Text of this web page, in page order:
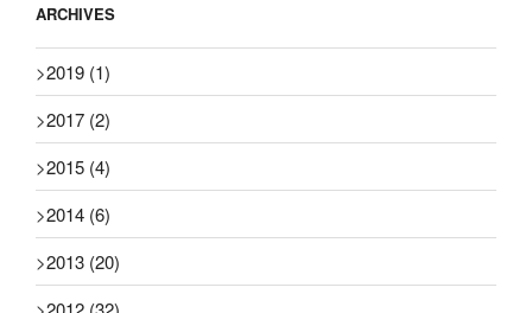
ARCHIVES
>2019 (1)
>2017 (2)
>2015 (4)
>2014 (6)
>2013 (20)